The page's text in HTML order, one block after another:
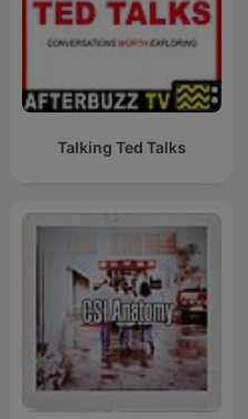
Talking Ted Talks